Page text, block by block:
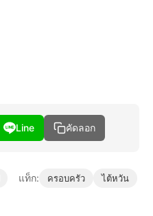
Line คัดลอก
แท็ก: ครอบครัว ไต้หวัน